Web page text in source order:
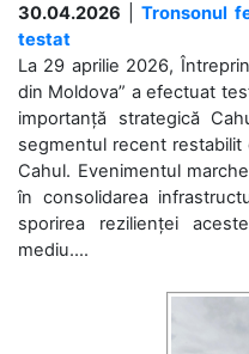
30.04.2026 |Tronsonul
testat
La 29 aprilie 2026,
din Moldova” a efectuat
importanță strategică
segmentul recent restabilit
Cahul. Evenimentul
în consolidarea
sporirea rezilienței
mediu....